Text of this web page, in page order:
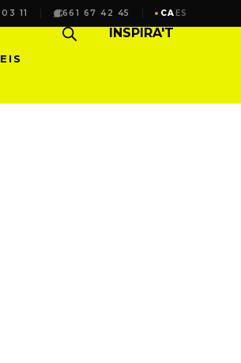
11 661 67 42 45 CA ES
INSPIRA'T